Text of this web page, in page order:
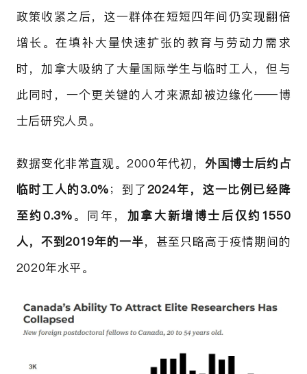
政策收紧之后，这一群体在短短四年间仍实现翻倍
增长。在填补大量快速扩张的教育与劳动力需求
时，加拿大吸纳了大量国际学生与临时工人，但与
此同时，一个更关键的人才来源却被边缘化——博
士后研究人员。
数据变化非常直观。2000年代初，外国博士后约占
临时工人的3.0%；到了2024年，这一比例已经降
至约0.3%。同年， 加拿大新增博士后仅约1550
人，不到2019年的一半，甚至只略高于疫情期间的
2020年水平。